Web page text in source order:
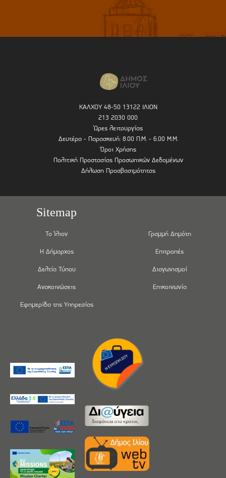
ΚΑΛΧΟΥ 48-50 13122 ΙΛΙΟΝ
213 2030 000
Ώρες λειτουργίας
Δευτέρα - Παρασκευή: 8.00 Π.Μ. - 6.00 Μ.Μ.
Όροι Χρήσης
Πολιτική Προστασίας Προσωπικών Δεδομένων
Δήλωση Προσβασιμότητας
Sitemap
Το Ίλιον
Η Δήμαρχος
Δελτία Τύπου
Ανακοινώσεις
Εφημερίδα της Υπηρεσίας
Γραμμή Δημότη
Επιτροπές
Διαγωνισμοί
Επικοινωνία